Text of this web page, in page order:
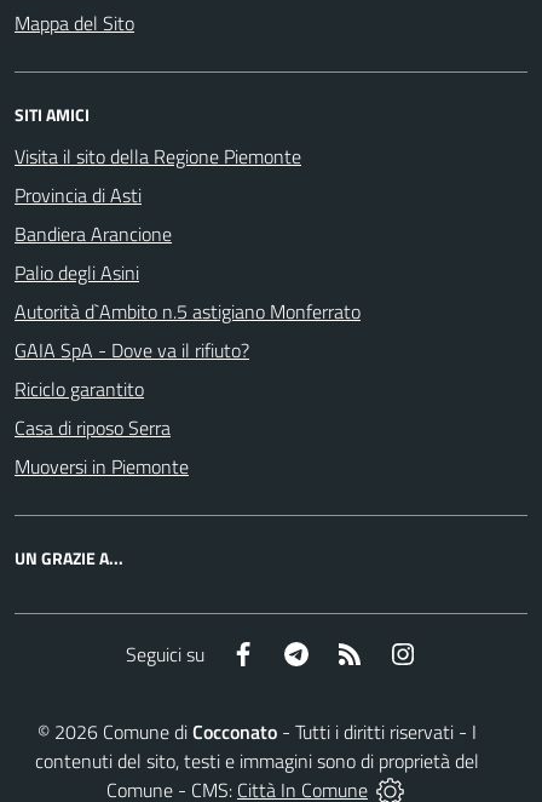
Mappa del Sito
SITI AMICI
Visita il sito della Regione Piemonte
Provincia di Asti
Bandiera Arancione
Palio degli Asini
Autorità d`Ambito n.5 astigiano Monferrato
GAIA SpA - Dove va il rifiuto?
Riciclo garantito
Casa di riposo Serra
Muoversi in Piemonte
UN GRAZIE A...
Seguici su Facebook Telegram RSS
© 2026Comune diCocconato- Tutti i diritti riservati - I
contenuti del sito, testi e immagini sono di proprietà del
Comune - CMS: Città In Comune